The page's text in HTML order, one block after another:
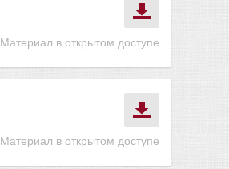
Материал в открытом доступе
Материал в открытом доступе